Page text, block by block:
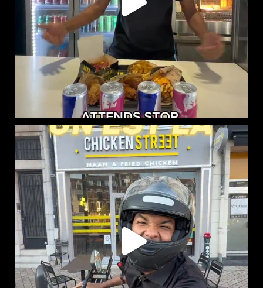
CHICKEN STREET LENS EST LÀ
12 Place...
46 37